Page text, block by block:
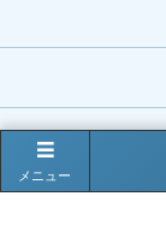
メニュー お